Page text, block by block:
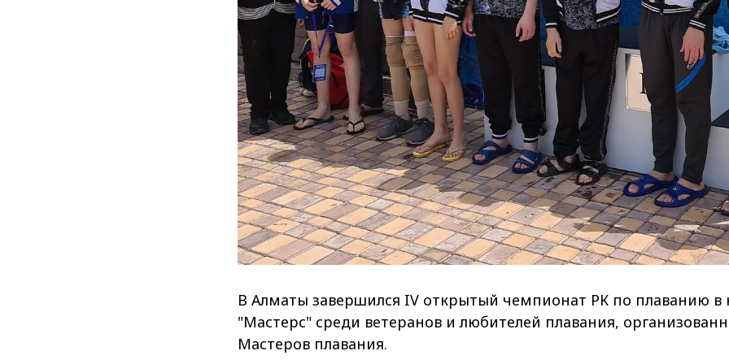
В Алматы завершился IV открытый чемпионат РК по плаванию в
"Мастерс" среди ветеранов и любителей плавания,
Мастеров плавания.